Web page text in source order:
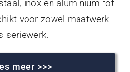
inox en aluminium tot
voor zowel maatwerk
seriewerk.
meer >>>